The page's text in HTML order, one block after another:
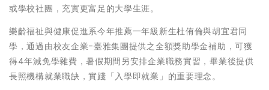
或學校社團，充實更富足的大學生涯。
樂齡福祉與健康促進系今年推薦一年級新生杜侑倫與胡宜君同
學，通過由校友企業-臺雅集團提供之全額獎助學金補助，可獲
得4年減免學雜費，暑假期間另安排企業職務實習，畢業後提供
長照機構就業職缺，實踐「入學即就業」的重要理念。